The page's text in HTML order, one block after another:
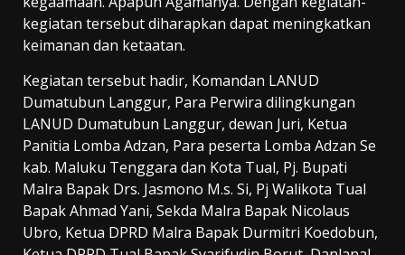
kegiatan tersebut diharapkan dapat meningkatkan
keimanan dan ketaatan.
Kegiatan tersebut hadir, Komandan LANUD
Dumatubun Langgur, Para Perwira dilingkungan
LANUD Dumatubun Langgur, dewan Juri, Ketua
Panitia Lomba Adzan, Para peserta Lomba Adzan Se
kab. Maluku Tenggara dan Kota Tual, Pj. Bupati
Malra Bapak Drs. Jasmono M.s. Si, Pj Walikota Tual
Bapak Ahmad Yani, Sekda Malra Bapak Nicolaus
Ubro, Ketua DPRD Malra Bapak Durmitri Koedobun,